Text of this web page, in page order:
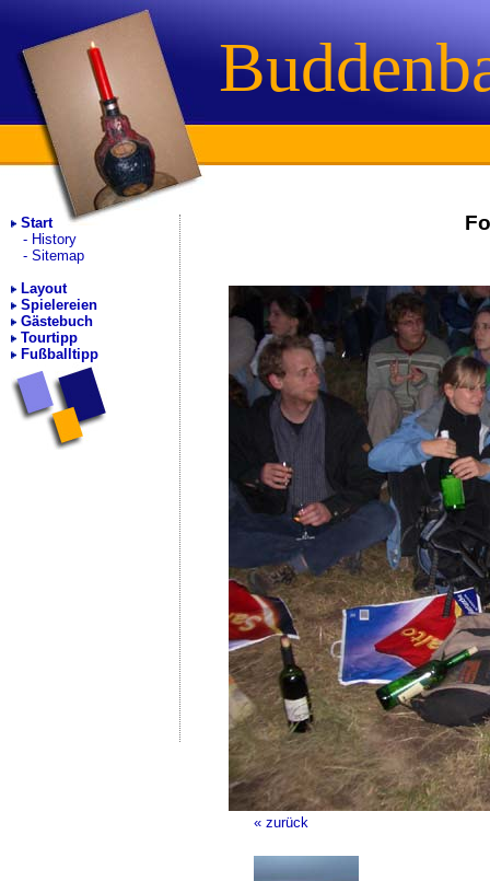
Start
History
Sitemap
Layout
Spielereien
Gästebuch
Tourtipp
Fußballtipp
« zurück